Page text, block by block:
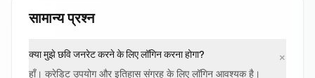
सामान्य प्रश्न
क्या मुझे छवि जनरेट करने के लिए लॉगिन करना होगा?
हाँ। क्रेडिट उपयोग और इतिहास संग्रह के लिए लॉगिन आवश्यक है।
+